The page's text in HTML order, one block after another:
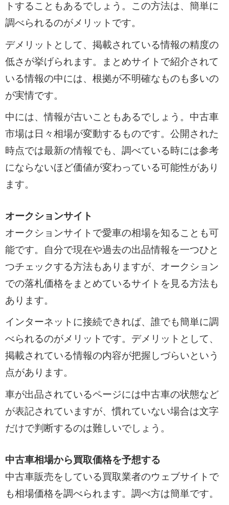
トすることもあるでしょう。この方法は、簡単に
調べられるのがメリットです。
デメリットとして、掲載されている情報の精度の
低さが挙げられます。まとめサイトで紹介されて
いる情報の中には、根拠が不明確なものも多いの
が実情です。
中には、情報が古いこともあるでしょう。中古車
市場は日々相場が変動するものです。公開された
時点では最新の情報でも、調べている時には参考
にならないほど価値が変わっている可能性があり
ます。
オークションサイト
オークションサイトで愛車の相場を知ることも可
能です。自分で現在や過去の出品情報を一つひと
つチェックする方法もありますが、オークション
での落札価格をまとめているサイトを見る方法も
あります。
インターネットに接続できれば、誰でも簡単に調
べられるのがメリットです。デメリットとして、
掲載されている情報の内容が把握しづらいという
点があります。
車が出品されているページには中古車の状態など
が表記されていますが、慣れていない場合は文字
だけで判断するのは難しいでしょう。
中古車相場から買取価格を予想する
中古車販売をしている買取業者のウェブサイトで
も相場価格を調べられます。調べ方は簡単です。